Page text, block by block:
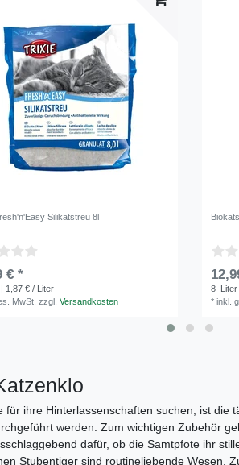
Silikatstreu 8l
€ *
| 1,87 € / Liter
MwSt. zzgl.Versandkosten
8 Liter
*inkl.
ihre Hinterlassenschaften suchen, ist
werden. Zum wichtigen Zubehör
dafür, ob die Samtpfote ihr
Stubentiger sind routineliebende Wesen.